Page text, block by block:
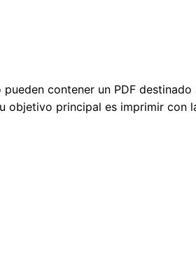
contener un PDF
objetivo principal es imprimir con